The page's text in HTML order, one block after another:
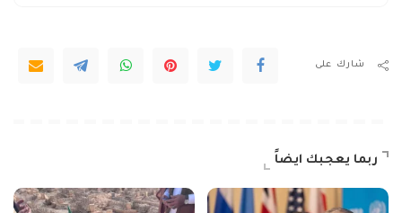
شارك على
ربما يعجبك ايضاً